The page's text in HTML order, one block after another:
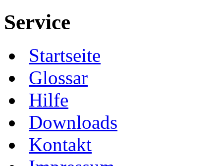
Service
Startseite
Glossar
Hilfe
Downloads
Kontakt